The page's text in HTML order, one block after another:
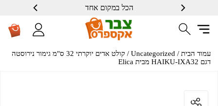
הכל במקום אחד
עמוד הבית /
Uncategorized
/ קולט אדים יוקרתי 32 ס"מ גימור נירוסטה
דגם HAIKU-IXA32 מבית Elica